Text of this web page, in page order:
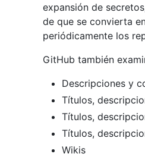
expansión de
de que se convierta
periódicamente los
GitHub también
Descripciones y
Títulos,
Títulos,
Títulos,
Wikis